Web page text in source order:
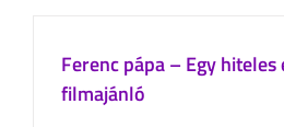
Ferenc pápa – Egy
filmajánló